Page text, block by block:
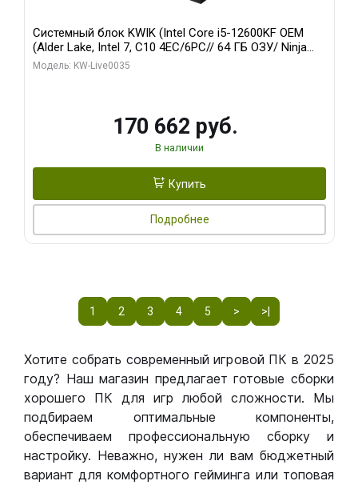
Системный блок KWIK (Intel Core i5-12600KF OEM
(Alder Lake, Intel 7, C10 4EC/6PC// 64 ГБ ОЗУ/ Ninja
Sinotex GTX1650 4GB 128bit GDDR6 DVI DP HDMI 2/
Модель: KW-Live0035
170 662 руб.
В наличии
Купить
Подробнее
1 2 3 4 5 > >|
Хотите собрать современный игровой ПК в 2025
году? Наш магазин предлагает готовые сборки
хорошего ПК для игр любой сложности. Мы
подбираем оптимальные компоненты,
обеспечиваем профессиональную сборку и
настройку. Неважно, нужен ли вам бюджетный
вариант для комфортного гейминга или топовая